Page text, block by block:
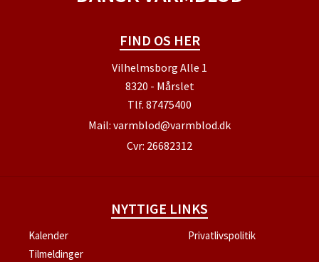
FIND OS HER
Vilhelmsborg Alle 1
8320 - Mårslet
Tlf. 87475400
Mail: varmblod@varmblod.dk
Cvr: 26682312
NYTTIGE LINKS
Kalender
Privatlivspolitik
Tilmeldinger